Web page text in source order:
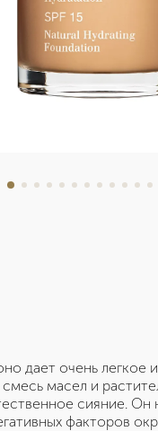
дает очень легкое
масел и
сияние.
факторов